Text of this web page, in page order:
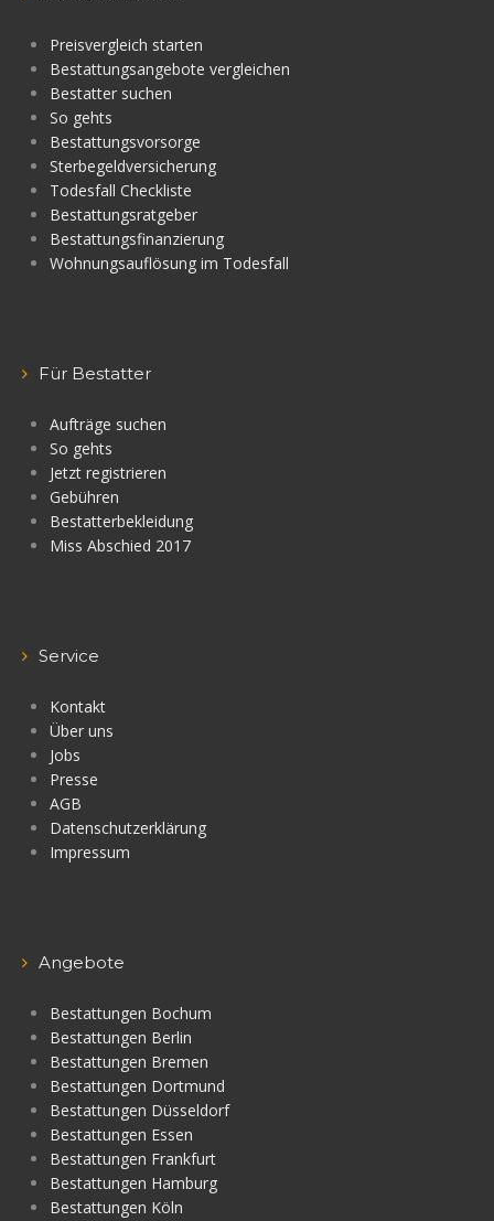
Preisvergleich starten
Bestattungsangebote vergleichen
Bestatter suchen
So gehts
Bestattungsvorsorge
Sterbegeldversicherung
Todesfall Checkliste
Bestattungsratgeber
Bestattungsfinanzierung
Wohnungsauflösung im Todesfall
Für Bestatter
Aufträge suchen
So gehts
Jetzt registrieren
Gebühren
Bestatterbekleidung
Miss Abschied 2017
Service
Kontakt
Über uns
Jobs
Presse
AGB
Datenschutzerklärung
Impressum
Angebote
Bestattungen Bochum
Bestattungen Berlin
Bestattungen Bremen
Bestattungen Dortmund
Bestattungen Düsseldorf
Bestattungen Essen
Bestattungen Frankfurt
Bestattungen Hamburg
Bestattungen Köln